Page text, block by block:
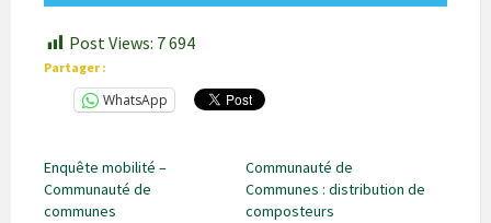
Post Views: 7 694
Partager :
WhatsApp
Enquête mobilité –
Communauté de
communes
Communauté de
Communes : distribution de
composteurs